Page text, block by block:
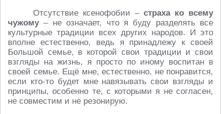
Отсутствие ксенофобии – страха ко всему
чужому– не означает, что я буду разделять все
культурные традиции всех других народов. И это
вполне естественно, ведь я принадлежу к своей
Большой семье, в которой свои традиции и свои
взгляды на жизнь, я просто по иному воспитан в
своей семье. Ещё мне, естественно, не понравится,
если кто-то будет мне навязывать свои взгляды и
принципы, особенно те, с которыми я не согласен,
не совместим и не резонирую.